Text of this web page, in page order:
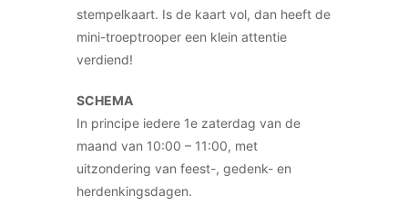
stempelkaart. Is de kaart vol, dan heeft de
mini-troeptrooper een klein attentie
verdiend!
SCHEMA
In principe iedere 1e zaterdag van de
maand van 10:00 – 11:00, met
uitzondering van feest-, gedenk- en
herdenkingsdagen.